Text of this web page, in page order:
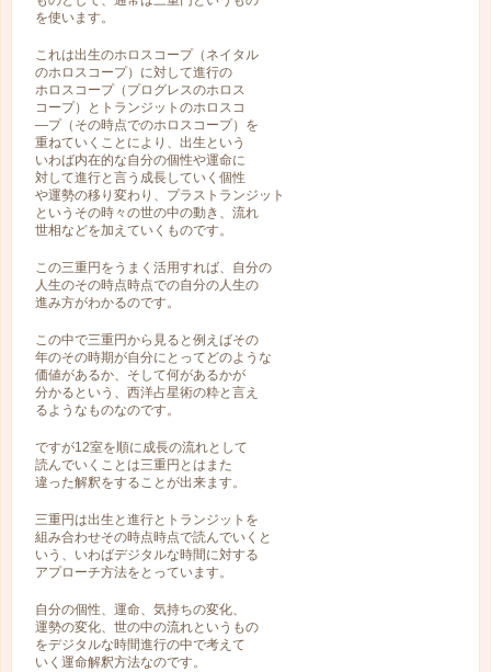
を使います。
これは出生のホロスコープ（ネイタル
のホロスコープ）に対して進行の
ホロスコープ（プログレスのホロス
コープ）とトランジットのホロスコ
―プ（その時点でのホロスコープ）を
重ねていくことにより、出生という
いわば内在的な自分の個性や運命に
対して進行と言う成長していく個性
や運勢の移り変わり、プラストランジット
というその時々の世の中の動き、流れ
世相などを加えていくものです。
この三重円をうまく活用すれば、自分の
人生のその時点時点での自分の人生の
進み方がわかるのです。
この中で三重円から見ると例えばその
年のその時期が自分にとってどのような
価値があるか、そして何があるかが
分かるという、西洋占星術の粋と言え
るようなものなのです。
ですが12室を順に成長の流れとして
読んでいくことは三重円とはまた
違った解釈をすることが出来ます。
三重円は出生と進行とトランジットを
組み合わせその時点時点で読んでいくと
いう、いわばデジタルな時間に対する
アプローチ方法をとっています。
自分の個性、運命、気持ちの変化、
運勢の変化、世の中の流れというもの
をデジタルな時間進行の中で考えて
いく運命解釈方法なのです。